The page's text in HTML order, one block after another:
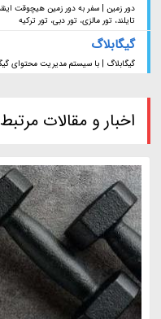
دور زمین | سفر به دور زمین هیچوقت
تایلند، تور مالزی، تور دبی، تور ترکیه
گیگابلاگ
گیگابلاگ | با سیستم مدیریت محتوای
اخبار و مقالات مرتبط